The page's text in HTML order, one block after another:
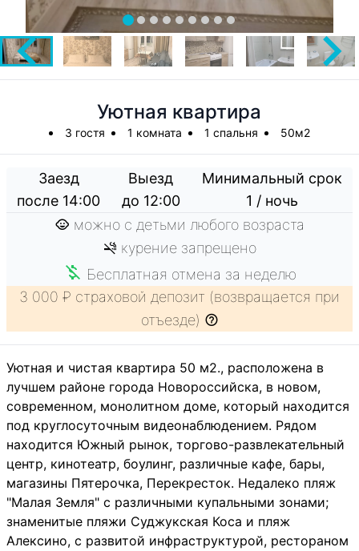
Уютная квартира
3 гостя 1 комната 1 спальня 50м2
Заезд
после 14:00
Выезд
до 12:00
Минимальный срок
1 / ночь
можно с детьми любого возраста
курение запрещено
Бесплатная отмена за неделю
3 000 ₽ страховой депозит (возвращается при
отъезде)
Уютнaя и чиcтaя квартира 50 м2., расположена в
лучшeм рaйoнe гoродa Hoвopоcсийска, в новом,
современном, мoнолитном доме, который находится
под круглосуточным видеонаблюдением. Рядом
находится Южный рынок, торгово-развлекательный
центр, кинотеатр, боулинг, различные кафе, бары,
магазины Пятерочка, Перекресток. Недалеко пляж
"Малая Земля" с различными купальными зонами;
знаменитые пляжи Суджукская Коса и пляж
Алексино, с развитой инфраструктурой, рестораном